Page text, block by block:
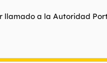
a la Autoridad